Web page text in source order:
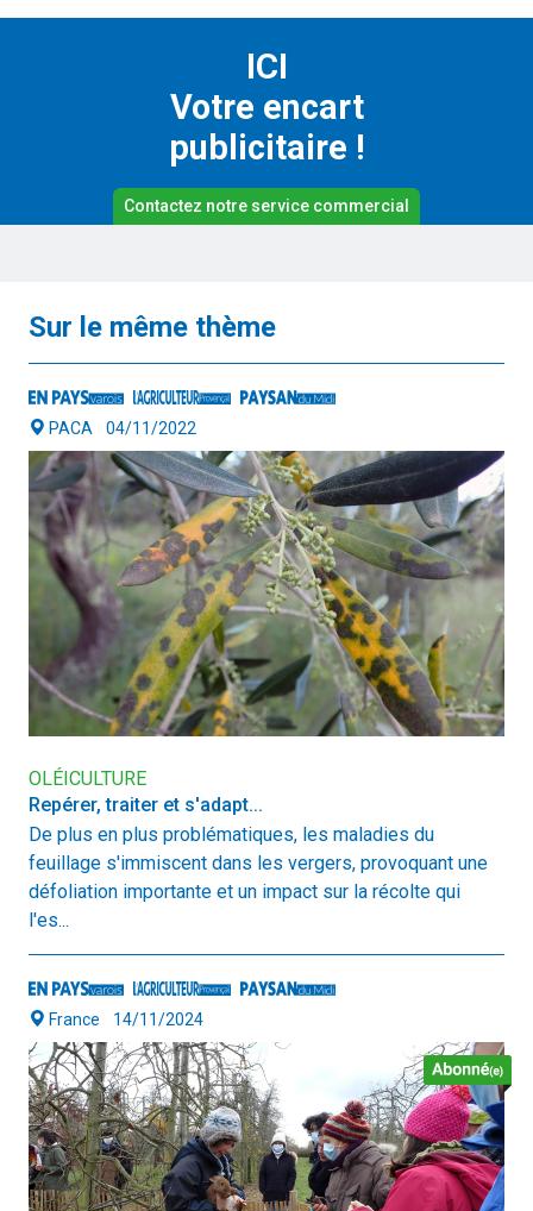
ICI
Votre encart
publicitaire !
Contactez notre service commercial
Sur le même thème
PACA 04/11/2022
OLÉICULTURE
Repérer, traiter et s'adapt...
De plus en plus problématiques, les maladies du
feuillage s'immiscent dans les vergers, provoquant une
défoliation importante et un impact sur la récolte qui
l'es...
France 14/11/2024